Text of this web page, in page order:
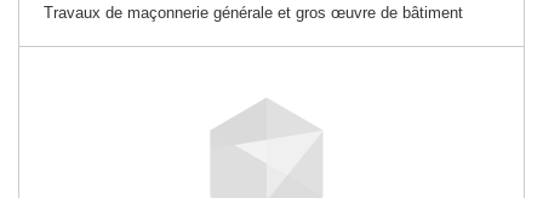
Travaux de maçonnerie générale et gros œuvre de bâtiment